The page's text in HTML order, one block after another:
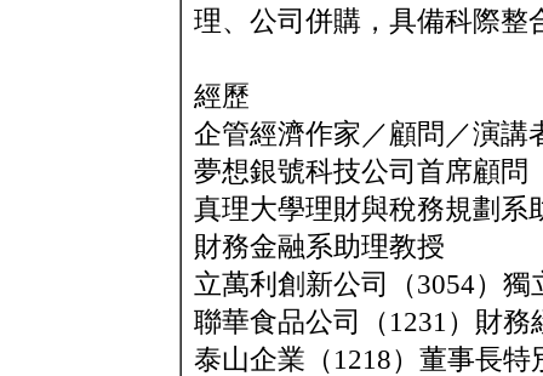
理、公司併購，具備科際整
經歷
企管經濟作家／顧問／演講
夢想銀號科技公司首席顧問
真理大學理財與稅務規劃系
財務金融系助理教授
立萬利創新公司（3054）獨
聯華食品公司（1231）財務
泰山企業（1218）董事長特